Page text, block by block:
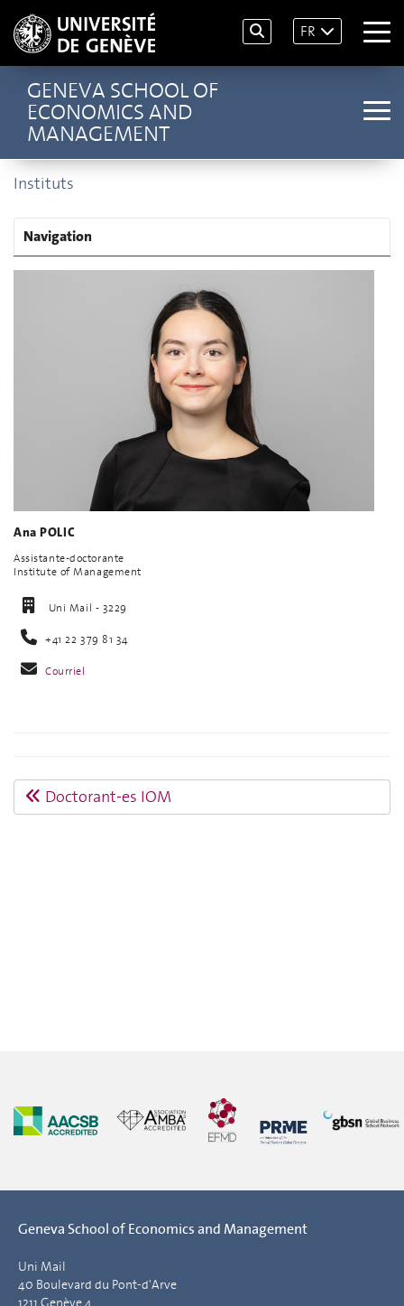
FR
GENEVA SCHOOL OF
ECONOMICS AND
MANAGEMENT
Instituts
Navigation
Ana POLIC
Assistante-doctorante
Institute of Management
Uni Mail - 3229
+41 22 379 81 34
Courriel
Doctorant-es IOM
Geneva School of Economics and Management
Uni Mail
40 Boulevard du Pont-d'Arve